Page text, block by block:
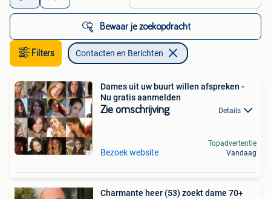
Bewaar je zoekopdracht
Filters Contacten en Berichten
Dames uit uw buurt willen afspreken -
Nu gratis aanmelden
Zie omschrijving Details
Bezoek website
Topadvertentie
Vandaag
Charmante heer (53) zoekt dame 70+